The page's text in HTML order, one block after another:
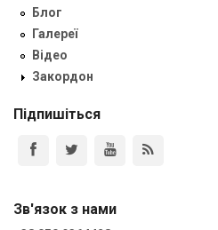
Блог
Галереї
Відео
Закордон
Підпишіться
Зв'язок з нами